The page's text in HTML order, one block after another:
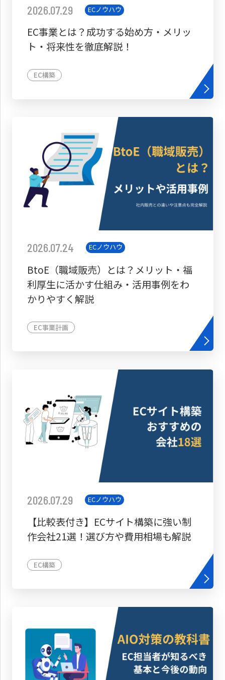
2026.07.29 ECノウハウ
EC事業とは？成功する始め方・メリッ
ト・将来性を徹底解説！
EC構築
2026.07.24 ECノウハウ
BtoE（職域販売）とは？メリット・福
利厚生に活かす仕組み・活用事例をわ
かりやすく解説
EC事業計画
2026.07.29 ECノウハウ
【比較表付き】ECサイト構築に強い制
作会社21選！選び方や費用相場も解説
EC構築